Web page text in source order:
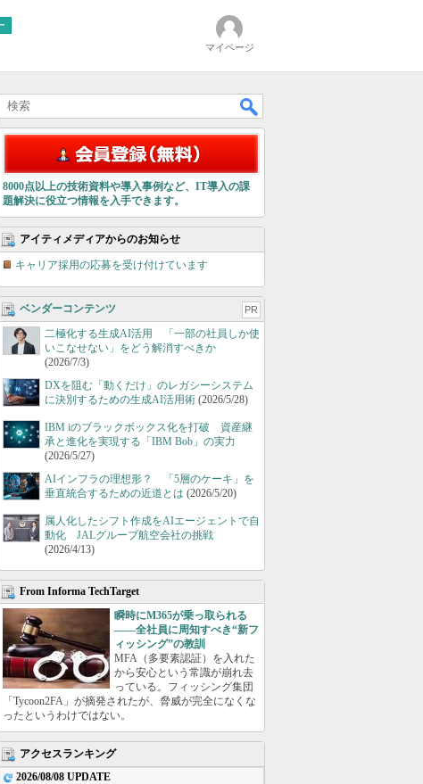
マイページ
8000点以上の技術資料や導入事例など、IT導入の課
題解決に役立つ情報を入手できます。
アイティメディアからのお知らせ
キャリア採用の応募を受け付けています
ベンダーコンテンツ PR
二極化する生成AI活用 「一部の社員しか使
いこなせない」をどう解消すべきか
(2026/7/3)
DXを阻む「動くだけ」のレガシーシステム
に決別するための生成AI活用術 (2026/5/28)
IBM iのブラックボックス化を打破 資産継
承と進化を実現する「IBM Bob」の実力
(2026/5/27)
AIインフラの理想形？ 「5層のケーキ」を
垂直統合するための近道とは (2026/5/20)
属人化したシフト作成をAIエージェントで自
動化 JALグループ航空会社の挑戦
(2026/4/13)
From Informa TechTarget
瞬時にM365が乗っ取られる
――全社員に周知すべき“新フ
ィッシング”の教訓
MFA（多要素認証）を入れた
から安心という常識が崩れ去
っている。フィッシング集団
「Tycoon2FA」が摘発されたが、脅威が完全になくな
ったというわけではない。
アクセスランキング
2026/08/08 UPDATE